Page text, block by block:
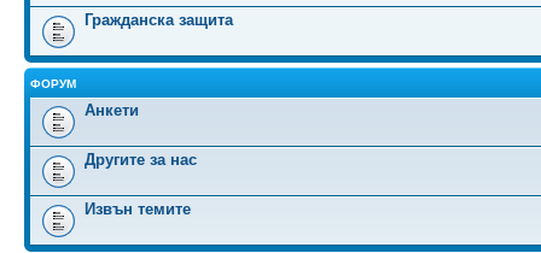
Гражданска защита
ФОРУМ
Анкети
Другите за нас
Извън темите